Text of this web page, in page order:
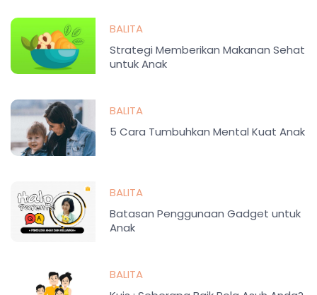
BALITA
Strategi Memberikan Makanan Sehat
untuk Anak
BALITA
5 Cara Tumbuhkan Mental Kuat Anak
BALITA
Batasan Penggunaan Gadget untuk
Anak
BALITA